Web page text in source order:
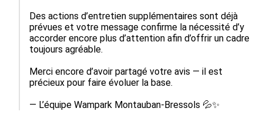
Des actions d’entretien supplémentaires sont déjà
prévues et votre message confirme la nécessité d’y
accorder encore plus d’attention afin d’offrir un cadre
toujours agréable.
Merci encore d’avoir partagé votre avis — il est
précieux pour faire évoluer la base.
— L’équipe Wampark Montauban-Bressols 💦✨